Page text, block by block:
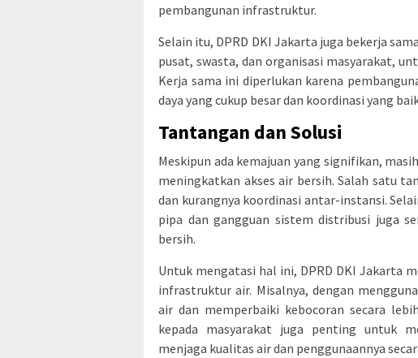
pembangunan infrastruktur.
Selain itu, DPRD DKI Jakarta juga bekerja
pusat, swasta, dan organisasi masyarakat,
Kerja sama ini diperlukan karena
daya yang cukup besar dan koordinasi yang
Tantangan dan Solusi
Meskipun ada kemajuan yang signifikan,
meningkatkan akses air bersih. Salah satu
dan kurangnya koordinasi antar-instansi.
pipa dan gangguan sistem distribusi juga
bersih.
Untuk mengatasi hal ini, DPRD DKI Jakarta
infrastruktur air. Misalnya, dengan
air dan memperbaiki kebocoran secara
kepada masyarakat juga penting untuk
menjaga kualitas air dan penggunaannya